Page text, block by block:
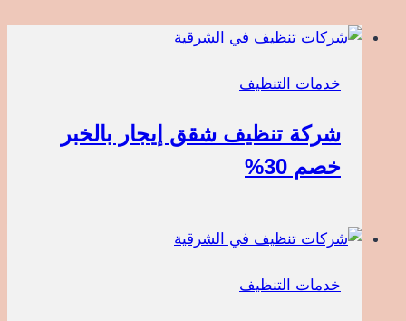
خدمات التنظيف
شركة تنظيف شقق إيجار بالخبر
خصم 30%
خدمات التنظيف